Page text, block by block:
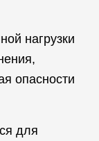
нагрузки
опасности
для